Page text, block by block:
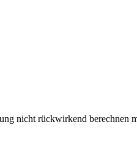
nicht rückwirkend berechnen